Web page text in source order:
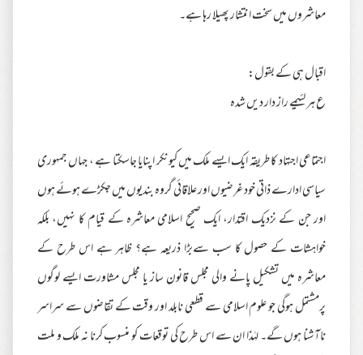
معاشروں میں سخت انتشار پھیلا رہا ہے۔
اقبال ہی کے بقول:
ع ہر لئیمے راز دار دیں شدہ
اجتماعی اجتہاد کا طریقہ ایک ایسے ملک میں کیونکر اپنایا جاسکتا ہے ، جہاں جمہوری
سیاسی ادارے ذاتی خود غرضیوں اور علاقائی گروہ بندیوں میں جکڑے ہوئے ہوں
اور جن کے نزدیک اقتدار، ایک صحیح اسلامی معاشرہ کے قیام کا نہیں، بلکہ
خواہشات کے حصول کا سب سےبڑا ذریعہ ہے؟ ظاہر ہے اس طرح کے
معاشرہ میں تشکیل پانے والی مجلس قانون ساز یا مجلس مشاورت ایسے لوگوں
پرمشتمل ہوگی جو علوم اسلامی سے قطعی نابلد اور وقت کے تقاضوں سے سراسر
ناآشنا ہوں گے۔ لہٰذا ان سے اس طرح کی توقعات کو منسوب کرنا نہ ملک و ملت